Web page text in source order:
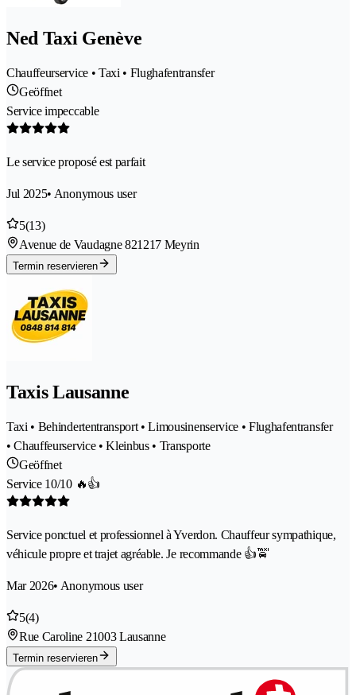
Ned Taxi Genève
Chauffeurservice • Taxi • Flughafentransfer
Geöffnet
Service impeccable
Le service proposé est parfait
Jul 2025• Anonymous user
5(13)
Avenue de Vaudagne 821217 Meyrin
Termin reservieren
Taxis Lausanne
Taxi • Behindertentransport • Limousinenservice • Flughafentransfer
• Chauffeurservice • Kleinbus • Transporte
Geöffnet
Service 10/10 🔥👍
Service ponctuel et professionnel à Yverdon. Chauffeur sympathique,
véhicule propre et trajet agréable. Je recommande 👍🚖
Mar 2026• Anonymous user
5(4)
Rue Caroline 21003 Lausanne
Termin reservieren